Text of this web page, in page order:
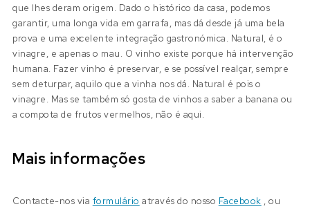
que lhes deram origem. Dado o histórico da casa, podemos
garantir, uma longa vida em garrafa, mas dá desde já uma bela
prova e uma excelente integração gastronómica. Natural, é o
vinagre, e apenas o mau. O vinho existe porque há intervenção
humana. Fazer vinho é preservar, e se possível realçar, sempre
sem deturpar, aquilo que a vinha nos dá. Natural é pois o
vinagre. Mas se também só gosta de vinhos a saber a banana ou
a compota de frutos vermelhos, não é aqui.
Mais informações
Contacte-nos via formulário através do nosso Facebook , ou